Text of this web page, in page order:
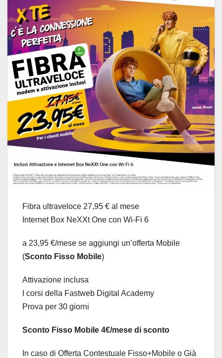
Fibra ultraveloce 27,95 € al mese
Internet Box NeXXt One con Wi‑Fi 6
a 23,95 €/mese se aggiungi un’offerta Mobile
(Sconto Fisso Mobile)
Attivazione inclusa
I corsi della Fastweb Digital Academy
Prova per 30 giorni
Sconto Fisso Mobile 4€/mese di sconto
In caso di Offerta Contestuale Fisso+Mobile o Già